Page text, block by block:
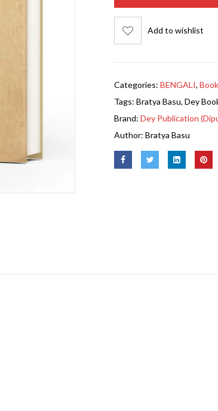
Add to wishlist
Categories: BENGALI, Book
Tags: Bratya Basu, Dey
Brand: Dey Publication
Author: Bratya Basu